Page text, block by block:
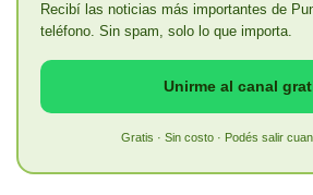
Recibí las noticias más importantes de
teléfono. Sin spam, solo lo que importa.
Unirme al canal
Gratis · Sin costo · Podés salir